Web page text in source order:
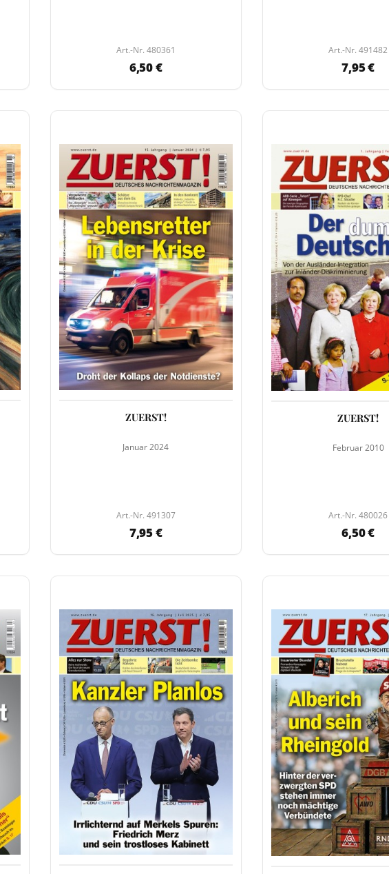
Art.-Nr. 480361
6,50 €
Art.-Nr. 491482
7,95 €
ZUERST!
Januar 2024
Art.-Nr. 491307
7,95 €
ZUERST!
Februar 2010
Art.-Nr. 480026
6,50 €